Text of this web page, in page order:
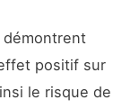
démontrent
positif sur
le risque de